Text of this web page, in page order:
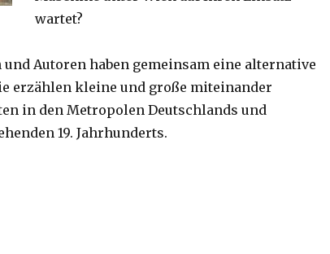
wartet?
Autoren haben gemeinsam eine alternative
erzählen kleine und große miteinander
in den Metropolen Deutschlands und
19. Jahrhunderts.